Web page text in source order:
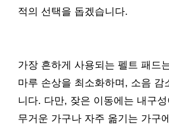
적의 선택을 돕겠습니다.
가장 흔하게 사용되는 펠트 패드
마루 손상을 최소화하며, 소음 감
니다. 다만, 잦은 이동에는 내구
무거운 가구나 자주 옮기는 가구